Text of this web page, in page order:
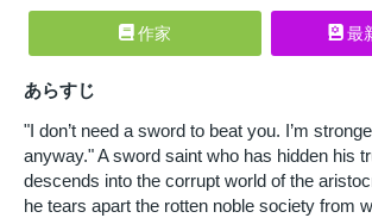
作家 最
あらすじ
"I don’t need a sword to beat you. I’m
anyway." A sword saint who has hidden his
descends into the corrupt world of the
he tears apart the rotten noble society from